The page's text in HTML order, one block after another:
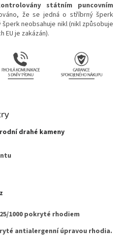
státním puncovním
že se jedná o stříbrný šperk
neobsahuje nikl (nikl způsobuje
EU je zakázán).
drahé kameny
1000 pokryté rhodiem
antialergenní úpravou rhodia.